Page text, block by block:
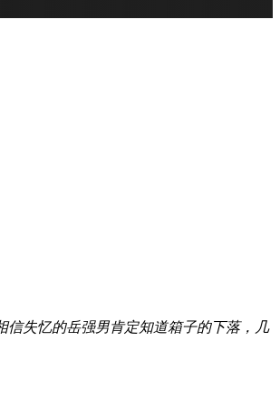
失忆的岳强男肯定知道箱子的下落，几